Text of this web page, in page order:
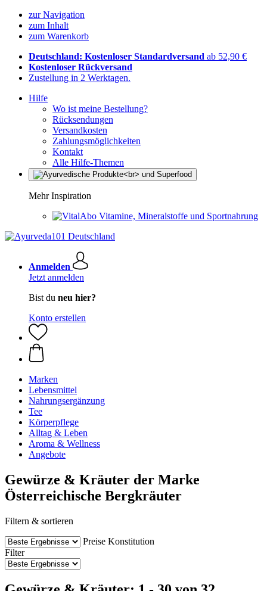
zur Navigation
zum Inhalt
zum Warenkorb
Deutschland: Kostenloser Standardversand ab 52,90 €
Kostenloser Rückversand
Zustellung in 2 Werktagen.
Hilfe
Wo ist meine Bestellung?
Rücksendungen
Versandkosten
Zahlungsmöglichkeiten
Kontakt
Alle Hilfe-Themen
Mehr Inspiration
Vitamine, Mineralstoffe und Sportnahrung
Anmelden
Jetzt anmelden
Bist du neu hier?
Konto erstellen
Marken
Lebensmittel
Nahrungsergänzung
Tee
Körperpflege
Alltag & Leben
Aroma & Wellness
Angebote
Gewürze & Kräuter der Marke
Österreichische Bergkräuter
Filtern & sortieren
Preise Konstitution
Filter